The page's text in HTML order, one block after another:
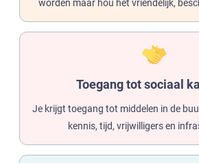
worden maar hou het vriendelijk,
Toegang tot sociaal
Je krijgt toegang tot middelen in de
kennis, tijd, vrijwilligers en